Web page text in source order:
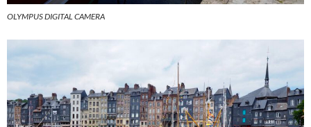
OLYMPUS DIGITAL CAMERA